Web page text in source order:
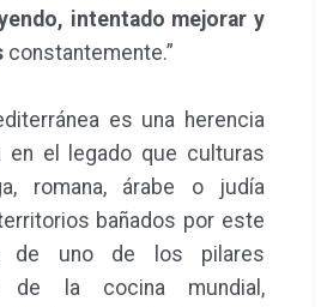
intentado mejorar y
constantemente.”
es una herencia
en el legado que culturas
romana, árabe o judía
bañados por este
de uno de los pilares
de la cocina mundial,